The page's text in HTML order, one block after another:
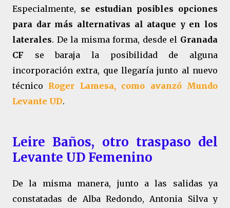
Especialmente, se estudian posibles opciones
para dar más alternativas al ataque y en los
laterales. De la misma forma, desde el Granada
CF se baraja la posibilidad de alguna
incorporación extra, que llegaría junto al nuevo
técnico Roger Lamesa, como avanzó Mundo
Levante UD.
Leire Baños, otro traspaso del
Levante UD Femenino
De la misma manera, junto a las salidas ya
constatadas de Alba Redondo, Antonia Silva y